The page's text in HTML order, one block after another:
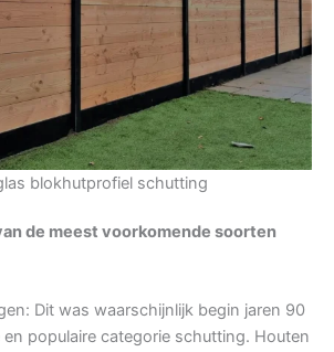
blokhutprofiel schutting
de meest voorkomende soorten
Dit was waarschijnlijk begin jaren 90
populaire categorie schutting. Houten